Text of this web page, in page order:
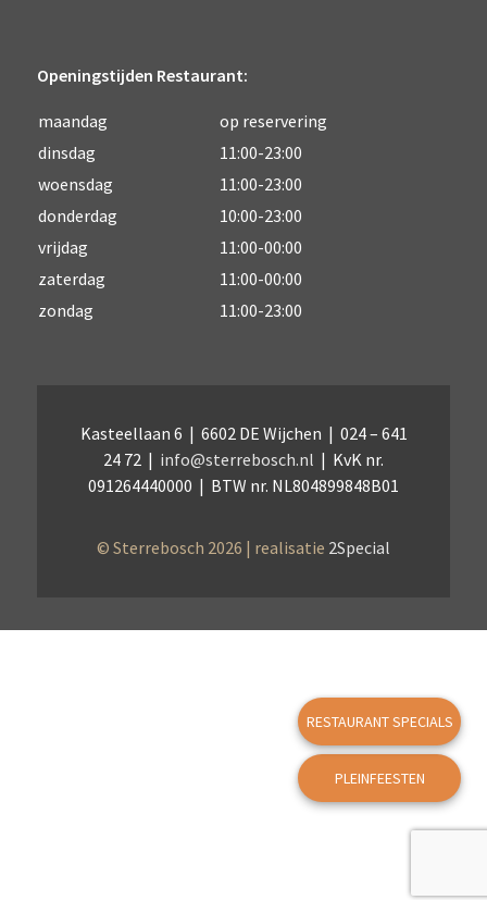
Openingstijden Restaurant:
maandag
op reservering
dinsdag
11:00-23:00
woensdag
11:00-23:00
donderdag
10:00-23:00
vrijdag
11:00-00:00
zaterdag
11:00-00:00
zondag
11:00-23:00
Kasteellaan 6 | 6602 DE Wijchen | 024 – 641
24 72 | info@sterrebosch.nl | KvK nr.
091264440000 | BTW nr. NL804899848B01
© Sterrebosch 2026 | realisatie 2Special
PLEINFEESTEN
RESTAURANT SPECIALS